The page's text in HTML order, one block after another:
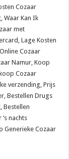
Cozaar
Waar Kan Ik
met
Lage Kosten
Cozaar
Namur, Koop
Cozaar
verzending, Prijs
Bestellen Drugs
Bestellen
nachts
Generieke Cozaar